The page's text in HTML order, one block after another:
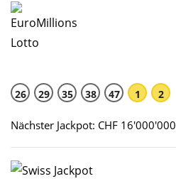
26 29 35 38 47 1 2
Nächster Jackpot: CHF 16'000'000